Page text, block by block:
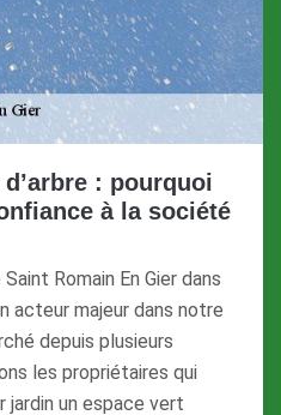
: pourquoi
à la société
Romain En Gier dans
acteur majeur dans notre
depuis plusieurs
les propriétaires qui
un espace vert